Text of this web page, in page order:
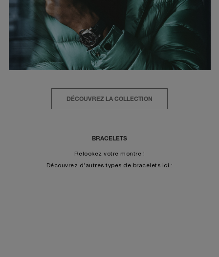
DÉCOUVREZ LA COLLECTION
BRACELETS
Relookez votre montre !
Découvrez d’autres types de bracelets ici :